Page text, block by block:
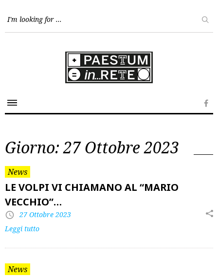
Giorno:27 Ottobre 2023
News
LE VOLPI VI CHIAMANO AL “MARIO
VECCHIO”…
27 Ottobre 2023
Leggi tutto
News